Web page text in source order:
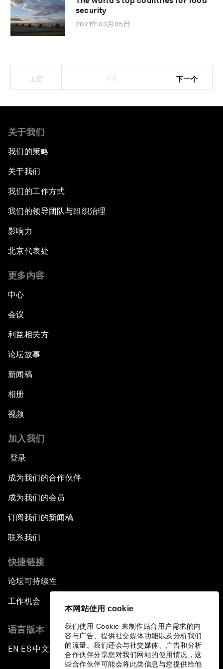
本网站使用 cookie
我们使用 Cookie 来制作贴合用户需求的内
容与广告、提供社交媒体功能以及分析我们
的流量。我们还会与社交媒体、广告和分析
合作伙伴分享您对我们网站的使用情况，这
些合作伙伴可能会将此类信息与您提供给他
security
2021年03月05日
上页 1/6 下一个
关于我们
我们的策略
关于我们
我们的工作方式
我们的领导团队与组织治理
影响力
北京代表处
更多内容
中心
会议
利益相关方
论坛故事
新闻稿
相册
视频
加入我们
登录
成为我们的合作伙伴
成为我们的会员
订阅我们的新闻稿
联系我们
快捷链接
论坛可持续性
工作机会
语言版本
EN ▪ES▪中文▪ 日本語